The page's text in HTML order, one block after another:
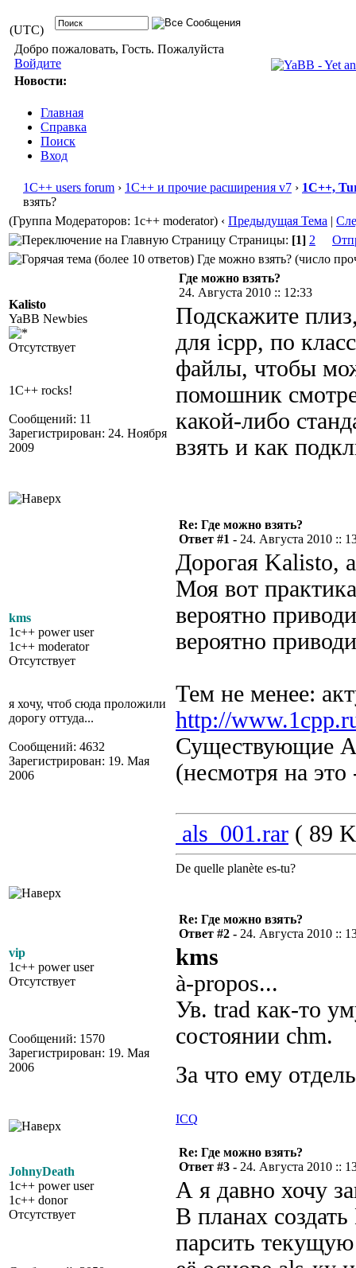
(UTC)
Добро пожаловать, Гость. Пожалуйста
Войдите
Новости:
Главная
Справка
Поиск
Вход
1С++ users forum › 1С++ и прочие расширения v7 › 1С++,
взять?
(Группа Модераторов: 1c++ moderator) ‹ Предыдущая Тема |
Страницы: [1] 2
Где можно взять? (число
Kalisto
YaBB Newbies
Отсутствует
1C++ rocks!
Сообщений: 11
Зарегистрирован: 24. Ноября
2009
Где можно взять?
24. Августа 2010 :: 12:33
Подскажите
для icpp, по
файлы, чтобы
помошник
какой-либо
взять и как
kms
1c++ power user
1c++ moderator
Отсутствует
я хочу, чтоб сюда проложили
дорогу оттуда...
Сообщений: 4632
Зарегистрирован: 19. Мая
2006
Re: Где можно взять?
Ответ #1 - 24. Августа 2010 ::
Дорогая Kalisto,
Моя вот
вероятно
вероятно
Тем не менее:
http://
Существующие
(несмотря на
als_001.rar ( 89
De quelle planète es-tu?
vip
1c++ power user
Отсутствует
Сообщений: 1570
Зарегистрирован: 19. Мая
2006
Re: Где можно взять?
Ответ #2 - 24. Августа 2010 ::
kms
à-propos...
Ув. trad как-то
состоянии chm.
За что ему
ICQ
JohnyDeath
1c++ power user
1c++ donor
Отсутствует
Re: Где можно взять?
Ответ #3 - 24. Августа 2010 ::
А я давно хочу
В планах
парсить